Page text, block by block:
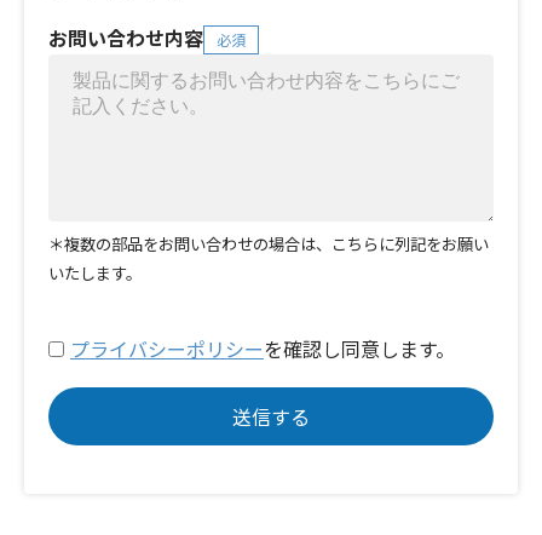
お問い合わせ内容
必須
＊複数の部品をお問い合わせの場合は、こちらに列記をお願い
いたします。
プライバシーポリシーを確認し同意します。